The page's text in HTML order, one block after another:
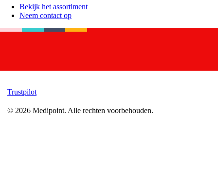
Bekijk het assortiment
Neem contact op
Trustpilot
© 2026 Medipoint. Alle rechten voorbehouden.